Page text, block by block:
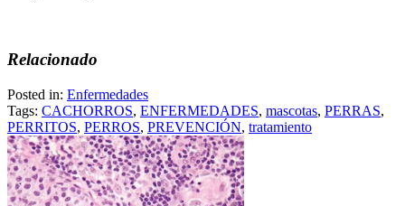
Relacionado
Posted in: Enfermedades
Tags: CACHORROS, ENFERMEDADES, mascotas, PERRAS,
PERRITOS, PERROS, PREVENCIÓN, tratamiento